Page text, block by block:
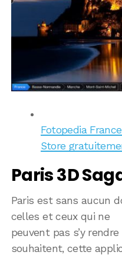
Fotopedia
Store
Paris 3D
Paris est sans aucun
celles et ceux qui ne
peuvent pas s’y
souhaitent, cette